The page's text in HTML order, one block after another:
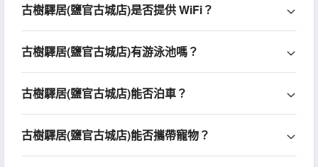
古樹驛居(鹽官古城店)是否提供 WiFi？
古樹驛居(鹽官古城店)有游泳池嗎？
古樹驛居(鹽官古城店)能否泊車？
古樹驛居(鹽官古城店)能否攜帶寵物？